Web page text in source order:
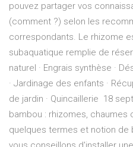
pouvez partager vos
(comment ?) selon les
correspondants. Le rhizome
subaquatique remplie de
naturel · Engrais synthèse ·
· Jardinage des enfants ·
de jardin · Quincaillerie 18
bambou : rhizomes, chaumes
quelques termes et notion de